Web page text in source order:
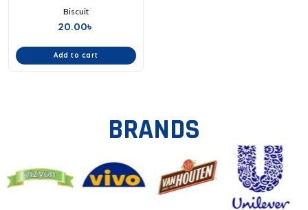
Biscuit
20.00৳
Add to cart
BRANDS